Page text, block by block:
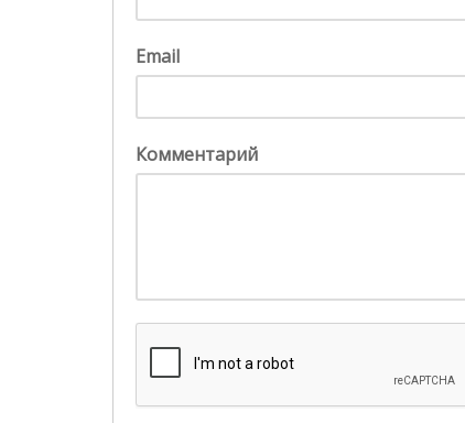
Email
Комментарий